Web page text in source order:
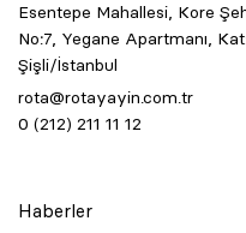
Esentepe Mahallesi, Kore
No:7, Yegane Apartmanı,
Şişli/İstanbul
rota@rotayayin.com.tr
0 (212) 211 11 12
Haberler